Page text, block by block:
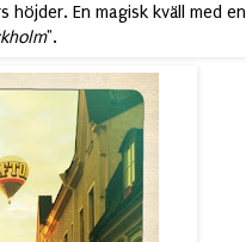
En magisk kväll med en
".